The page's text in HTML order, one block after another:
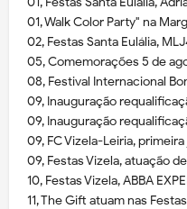
01, Walk Color Party" na
02, Festas Santa Eulália,
05, Comemorações 5 de
08, Festival Internacional
09, Inauguração
09, Inauguração
09, FC Vizela-Leiria,
09, Festas Vizela, atuação
10, Festas Vizela, ABBA
11, The Gift atuam nas